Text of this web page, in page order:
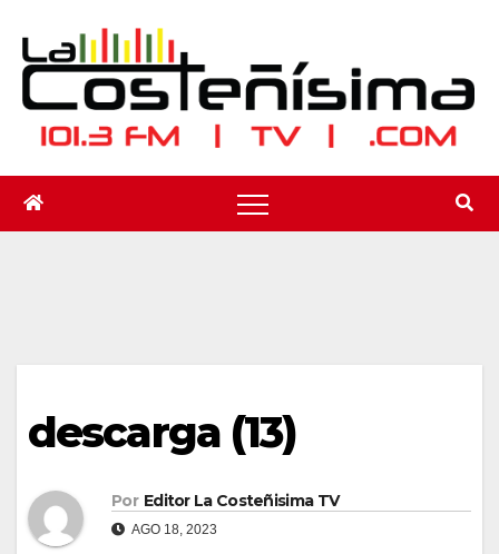
contenido
descarga (13)
Por Editor La Costeñisima TV
AGO 18, 2023